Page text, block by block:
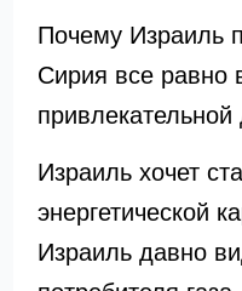
Почему Израиль
Сирия все равно
Израиль хочет
энергетической
Израиль давно